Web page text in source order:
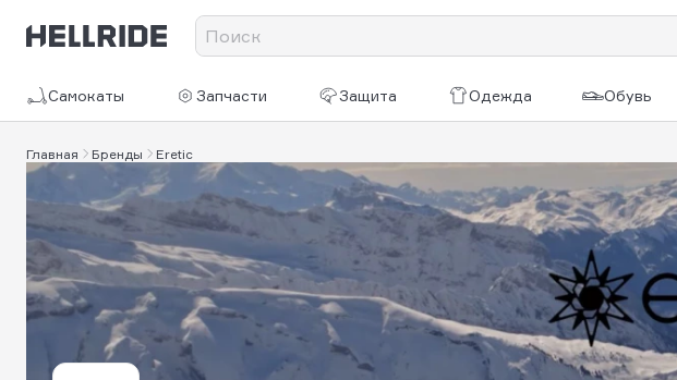
Самокаты Запчасти Защита Одежда Обувь
Главная Бренды Eretic